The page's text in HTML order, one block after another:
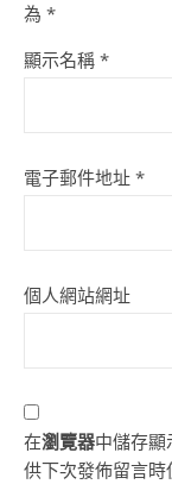
為 *
顯示名稱 *
電子郵件地址 *
個人網站網址
在瀏覽器中儲存
供下次發佈留言時